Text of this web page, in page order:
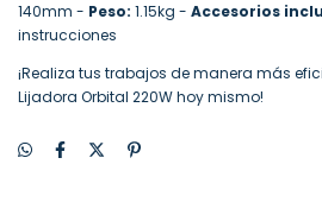
140mm - Peso: 1.15kg - Accesorios
instrucciones
¡Realiza tus trabajos de manera más
Lijadora Orbital 220W hoy mismo!